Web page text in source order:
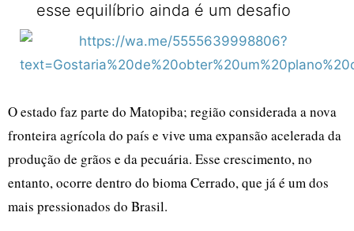
esse equilíbrio ainda é um desafio
O estado faz parte do Matopiba; região considerada a nova
fronteira agrícola do país e vive uma expansão acelerada da
produção de grãos e da pecuária. Esse crescimento, no
entanto, ocorre dentro do bioma Cerrado, que já é um dos
mais pressionados do Brasil.